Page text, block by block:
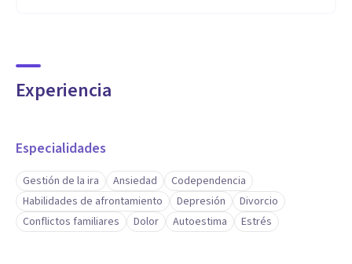
Experiencia
Especialidades
Gestión de la ira Ansiedad
Codependencia
Habilidades de afrontamiento
Depresión
Divorcio
Conflictos familiares
Dolor Autoestima Estrés